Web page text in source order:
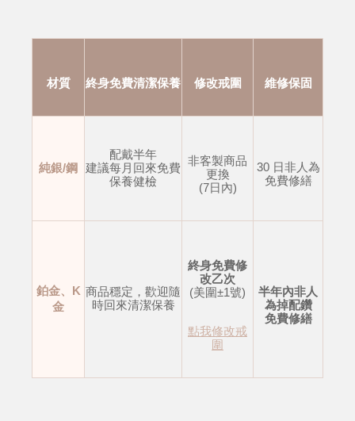
材質 終身免費清潔保養 修改戒圍 維修保固
純銀/鋼
配戴半年
建議每月回來免費
保養健檢
非客製商品
更換
(7日內)
30 日非人為
免費修繕
鉑金、K
金
商品穩定，歡迎隨
時回來清潔保養
終身免費修
改乙次
(美圍±1號)
點我修改戒
圍
半年內非人
為掉配鑽
免費修繕